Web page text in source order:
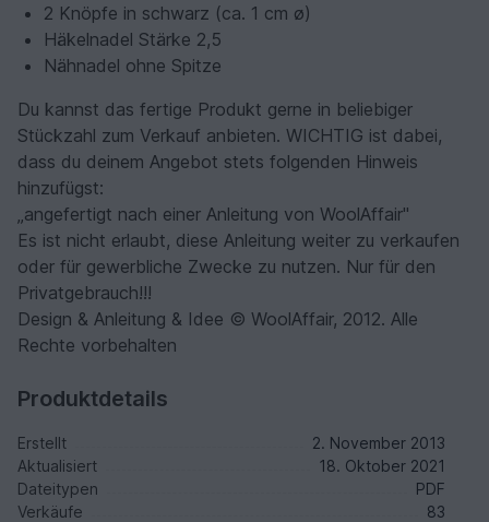
2 Knöpfe in schwarz (ca. 1 cm ø)
Häkelnadel Stärke 2,5
Nähnadel ohne Spitze
Du kannst das fertige Produkt gerne in beliebiger
Stückzahl zum Verkauf anbieten. WICHTIG ist dabei,
dass du deinem Angebot stets folgenden Hinweis
hinzufügst:
„angefertigt nach einer Anleitung von WoolAffair"
Es ist nicht erlaubt, diese Anleitung weiter zu verkaufen
oder für gewerbliche Zwecke zu nutzen. Nur für den
Privatgebrauch!!!
Design & Anleitung & Idee © WoolAffair, 2012. Alle
Rechte vorbehalten
Produktdetails
Erstellt
2. November 2013
Aktualisiert
18. Oktober 2021
Dateitypen
PDF
Verkäufe
83